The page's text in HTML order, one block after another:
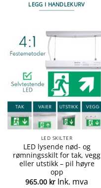
LEGG I HANDLEKURV
LED SKILTER
LED lysende nød- og
rømningsskilt for tak, vegg
eller utstikk – pil høyre
opp
965.00 kr Ink. mva